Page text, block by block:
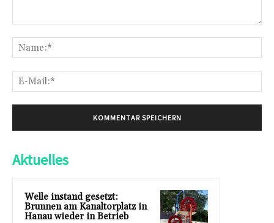
Aktuelles
Welle instand gesetzt:
Brunnen am Kanaltorplatz in
Hanau wieder in Betrieb